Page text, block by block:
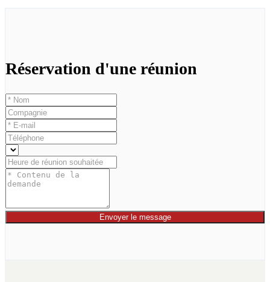
Réservation d'une réunion
Envoyer le message